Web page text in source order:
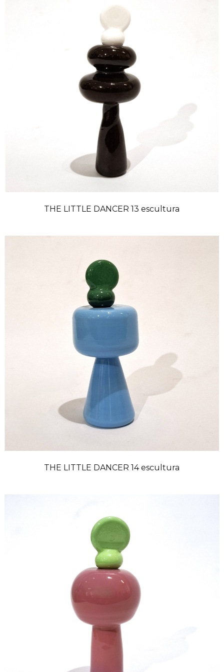
THE LITTLE DANCER 13 escultura
THE LITTLE DANCER 14 escultura